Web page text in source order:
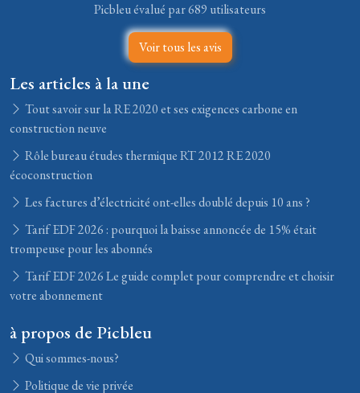
Picbleu évalué par 689 utilisateurs
Voir tous les avis
Les articles à la une
Tout savoir sur la RE 2020 et ses exigences carbone en
construction neuve
Rôle bureau études thermique RT 2012 RE 2020
écoconstruction
Les factures d’électricité ont-elles doublé depuis 10 ans ?
Tarif EDF 2026 : pourquoi la baisse annoncée de 15% était
trompeuse pour les abonnés
Tarif EDF 2026 Le guide complet pour comprendre et choisir
votre abonnement
à propos de Picbleu
Qui sommes-nous?
Politique de vie privée